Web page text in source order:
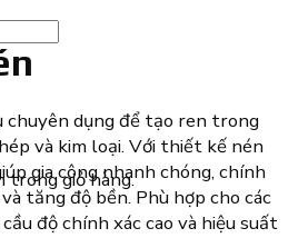
trong giỏ hàng.
chuyên dụng để tạo ren trong
và kim loại. Với thiết kế nén
gia công nhanh chóng, chính
tăng độ bền. Phù hợp cho các
độ chính xác cao và hiệu suất